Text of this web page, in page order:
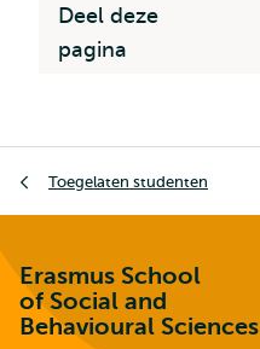
Deel deze
pagina
Toegelaten studenten
Erasmus School
of Social and
Behavioural Sciences